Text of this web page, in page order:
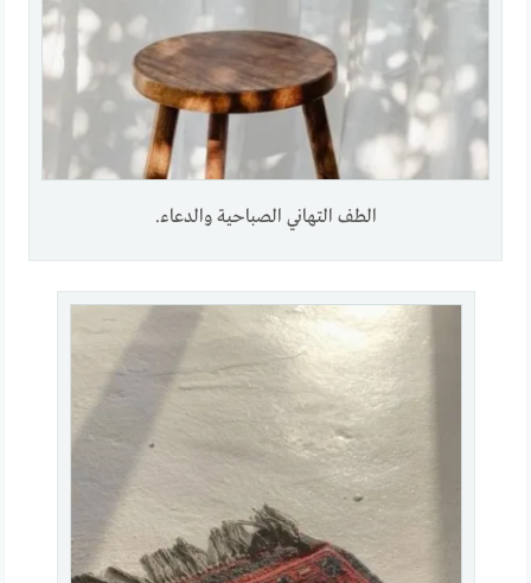
الطف التهاني الصباحية والدعاء.